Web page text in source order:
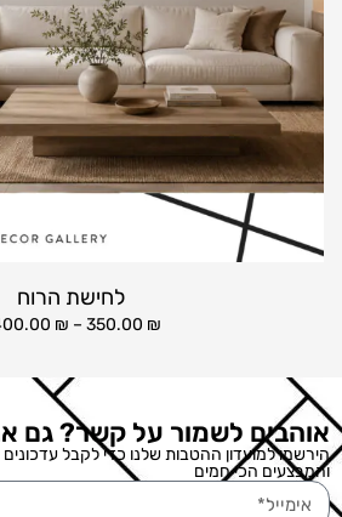
לחישת הרוח
350.00 ₪
–
₪
אוהבים לשמור על קשר? גם
הירשמו למועדון ההטבות שלנו כדי לקבל
והמבצעים הכי חמים